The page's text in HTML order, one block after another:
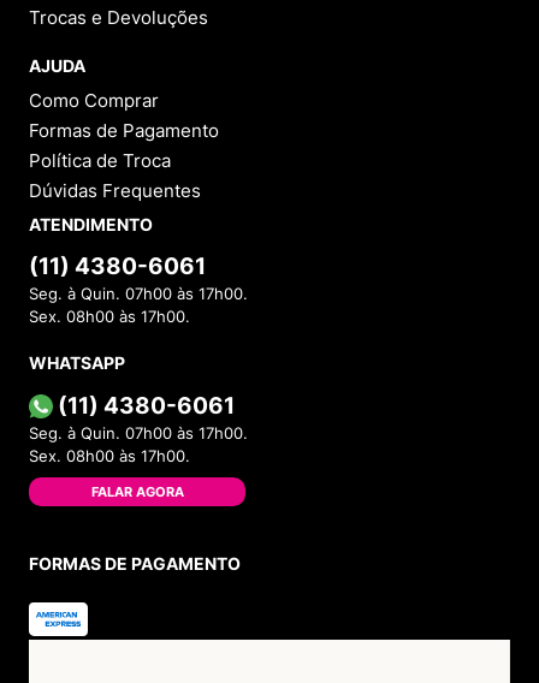
Trocas e Devoluções
AJUDA
Como Comprar
Formas de Pagamento
Política de Troca
Dúvidas Frequentes
ATENDIMENTO
(11) 4380-6061
Seg. à Quin. 07h00 às 17h00.
Sex. 08h00 às 17h00.
WHATSAPP
(11) 4380-6061
Seg. à Quin. 07h00 às 17h00.
Sex. 08h00 às 17h00.
FALAR AGORA
FORMAS DE PAGAMENTO